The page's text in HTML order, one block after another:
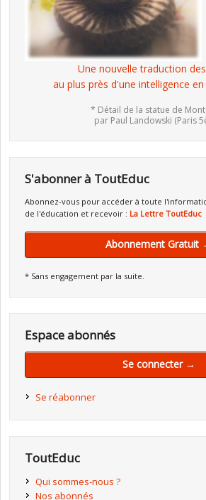
Une nouvelle traduction
au plus près d'une intelligence
* Détail de la statue de
par Paul Landowski (Paris
S'abonner à ToutEduc
Abonnez-vous pour accéder à toute
de l'éducation et recevoir : La Lettre ToutEduc
Abonnement Gratuit
* Sans engagement par la suite.
Espace abonnés
Se connecter →
Se réabonner
ToutEduc
Qui sommes-nous ?
Nos abonnés